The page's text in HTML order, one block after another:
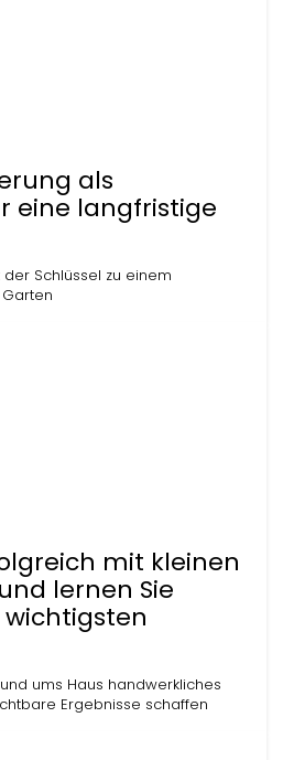
als
eine langfristige
Schlüssel zu einem
mit kleinen
lernen Sie
ums Haus handwerkliches
Ergebnisse schaffen